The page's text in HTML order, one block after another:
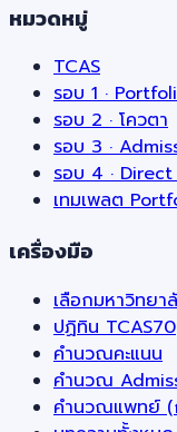
หมวดหมู่
TCAS
รอบ 1 ·
รอบ 2 · โควตา
รอบ 3 ·
รอบ 4 ·
เทมเพลต
เครื่องมือ
เลือกมหาวิทยา
ปฏิทิน TCAS70
คำนวณคะแนน
คำนวณ
คำนวณแพทย์